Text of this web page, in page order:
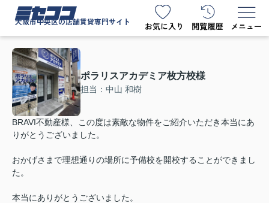
ミセココ
大阪市中央区の店舗賃貸専門サイト
ポラリスアカデミア枚方校様
担当：中山 和樹
BRAVI不動産様、この度は素敵な物件をご紹介いただき本当にあ
りがとうございました。
おかげさまで理想通りの場所に予備校を開校することができまし
た。
本当にありがとうございました。